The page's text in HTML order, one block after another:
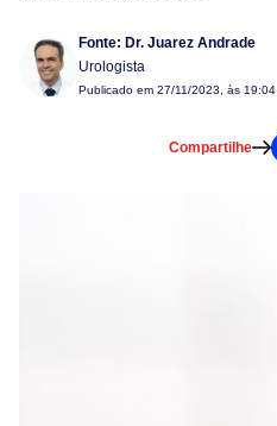
Fonte: Dr. Juarez Andrade
Urologista
Publicado em 27/11/2023, às 19:04
Compartilhe